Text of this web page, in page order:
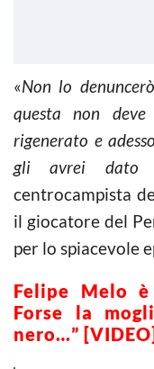
«Non lo
questa non
rigenerato e
gli avrei dato
centrocampista
il giocatore del
per lo spiacevole
Felipe Melo
Forse la
nero…” [VIDEO]